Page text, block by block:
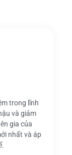
trong lĩnh
và giảm
gia của
nhất và áp